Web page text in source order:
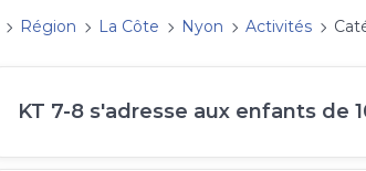
Région La Côte Nyon Activités
KT 7-8 s'adresse aux enfants de